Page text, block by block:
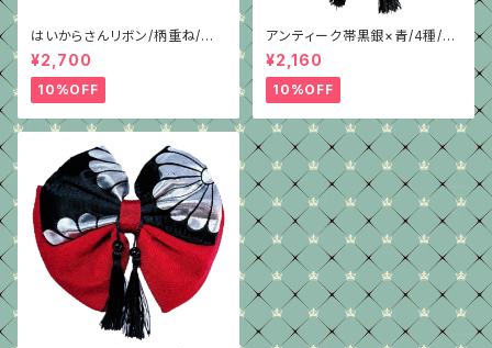
はいからさんリボン/柄重ね/グリ
ーンちりめん
¥2,700
10%OFF
アンティーク帯黒銀×青/4種/ち
りめん/はいからさんリボン
¥2,160
10%OFF